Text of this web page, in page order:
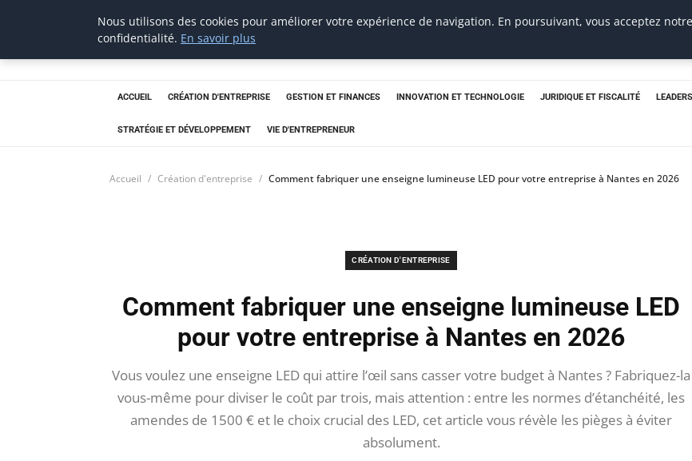
thestorefinder
ACCUEIL CRÉATION D'ENTREPRISE GESTION ET FINANCES INNOVATION ET TECHNOLOGIE JURIDIQUE ET FISCALITÉ
STRATÉGIE ET DÉVELOPPEMENT VIE D'ENTREPRENEUR
Accueil Création d'entreprise Comment fabriquer une enseigne lumineuse LED pour votre entreprise à Nantes en 2026
CRÉATION D'ENTREPRISE
Comment fabriquer une enseigne lumineuse LED
pour votre entreprise à Nantes en 2026
Vous voulez une enseigne LED qui attire l’œil sans casser votre budget à Nantes ? Fabriquez-la
vous-même pour diviser le coût par trois, mais attention : entre les normes d’étanchéité, les
amendes de 1500 € et le choix crucial des LED, cet article vous révèle les pièges à éviter
absolument.
Nous utilisons des cookies pour améliorer votre expérience de navigation. En poursuivant, vous acceptez
confidentialité. En savoir plus